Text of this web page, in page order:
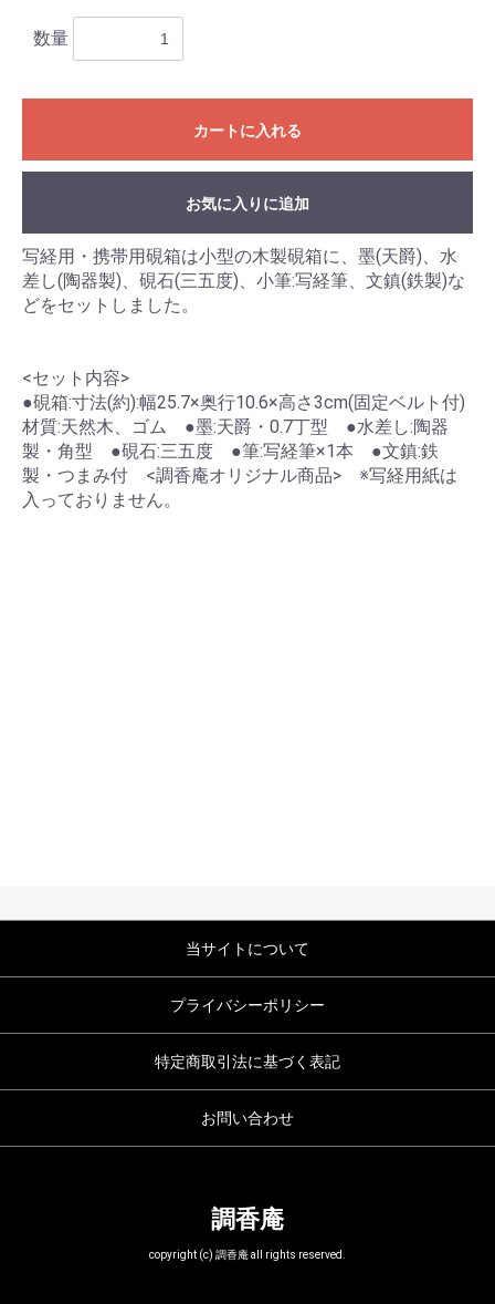
数量
カートに入れる
お買い物を続ける カートへ進む
お気に入りに追加
写経用・携帯用硯箱は小型の木製硯箱に、墨(天爵)、水
差し(陶器製)、硯石(三五度)、小筆:写経筆、文鎮(鉄製)な
どをセットしました。
<セット内容>
●硯箱:寸法(約):幅25.7×奥行10.6×高さ3cm(固定ベルト付)
材質:天然木、ゴム ●墨:天爵・0.7丁型 ●水差し:陶器
製・角型 ●硯石:三五度 ●筆:写経筆×1本 ●文鎮:鉄
製・つまみ付 <調香庵オリジナル商品> ※写経用紙は
入っておりません。
当サイトについて
プライバシーポリシー
特定商取引法に基づく表記
お問い合わせ
調香庵
copyright (c) 調香庵 all rights reserved.